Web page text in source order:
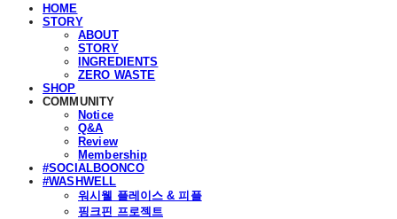
HOME
STORY
ABOUT
STORY
INGREDIENTS
ZERO WASTE
SHOP
COMMUNITY
Notice
Q&A
Review
Membership
#SOCIALBOONCO
#WASHWELL
워시웰 플레이스 & 피플
핑크핀 프로젝트